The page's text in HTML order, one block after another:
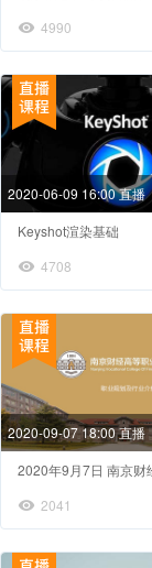
4990
2020-06-09 16:00 直播
Keyshot渲染基础
4708
2020-09-07 18:00 直播
2041